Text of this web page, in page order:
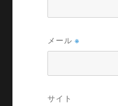
メール※
サイト